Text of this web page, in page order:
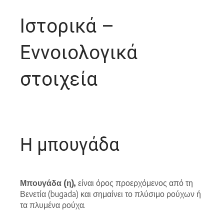
Ιστορικά –
Εννοιολογικά
στοιχεία
Η μπουγάδα
Μπουγάδα (η), είναι όρος προερχόμενος από τη
Βενετία (bugada) και σημαίνει το πλύσιμο ρούχων ή
τα πλυμένα ρούχα.